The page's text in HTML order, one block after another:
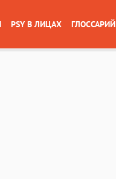
PSY В ЛИЦАХ ГЛОССАРИЙ